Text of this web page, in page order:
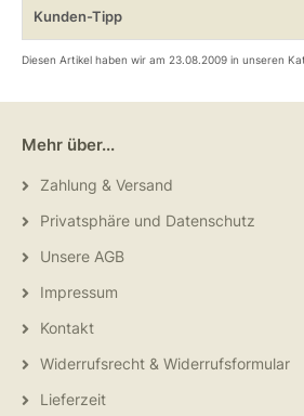
Kunden-Tipp
Diesen Artikel haben wir am 23.08.2009 in unseren
Mehr über...
Zahlung & Versand
Privatsphäre und Datenschutz
Unsere AGB
Impressum
Kontakt
Widerrufsrecht & Widerrufsformular
Lieferzeit